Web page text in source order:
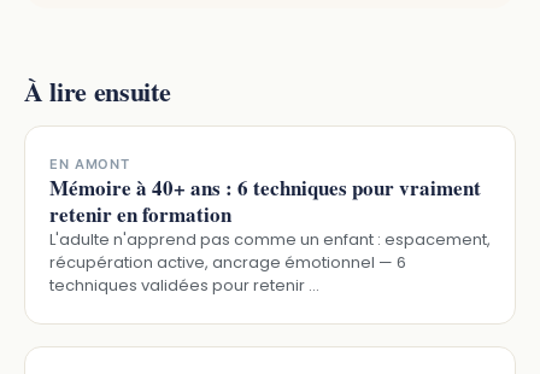
À lire ensuite
EN AMONT
Mémoire à 40+ ans : 6 techniques pour vraiment
retenir en formation
L'adulte n'apprend pas comme un enfant : espacement,
récupération active, ancrage émotionnel — 6
techniques validées pour retenir …